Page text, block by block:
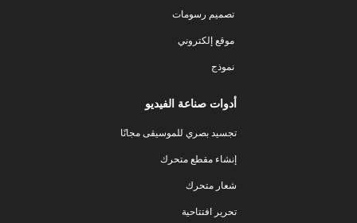
تصميم رسومات
موقع إلكتروني
نموذج
أدوات صناعة الفيديو
تجسيد بصري للموسيقى مجانًا
إنشاء مقطع متحرك
شعار متحرك
تحرير افتتاحية